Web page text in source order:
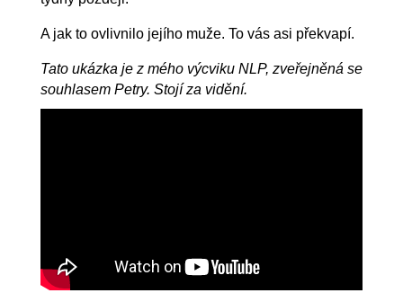
A jak to ovlivnilo jejího muže. To vás asi překvapí.
Tato ukázka je z mého výcviku NLP, zveřejněná se
souhlasem Petry. Stojí za vidění.